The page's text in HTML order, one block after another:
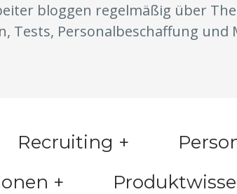
bloggen regelmäßig über
Tests, Personalbeschaffung
Recruiting +
+